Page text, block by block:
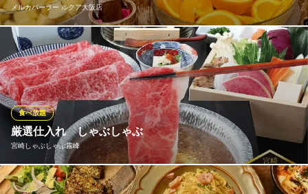
串家物語 梅田ＨＥＰナビオ店
串揚げ
大阪メトロ谷町線東梅田駅 徒歩2分
大阪府大阪市北区角田町7-10 HEPナビオ7F
メルカパーラー ルクア大阪店
フルーツ屋さんだからできる新鮮なフルーツ＆お店手作りスイー
ツが食べ放題ビュッフェ!! 終日ランチ時間（11時〜17時20分※受
付は16時まで）の間にて実施中!!フルーツ＆スイーツ食べ放題♪ +3
50円でドリンクセット（コーヒー、紅茶セレクション）
※こちらは昼のみのこだわりです。
メルカパーラー ルクア大阪店
フルーツパーラー
ＪＲ大阪駅 徒歩2分
大阪府大阪市北区梅田3-1-3 ルクア大阪B2
厳選仕入れ しゃぶしゃぶ
宮崎しゃぶしゃぶ霧峰
食べ放題
肉本来の上品な甘みと、とろけるような食感を最大限に引き出し